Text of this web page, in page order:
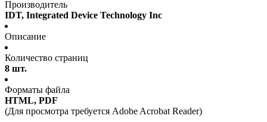
Производитель
IDT, Integrated Device Technology Inc
Описание
Количество страниц
8 шт.
Форматы файла
HTML, PDF
(Для просмотра требуется Adobe Acrobat Reader)